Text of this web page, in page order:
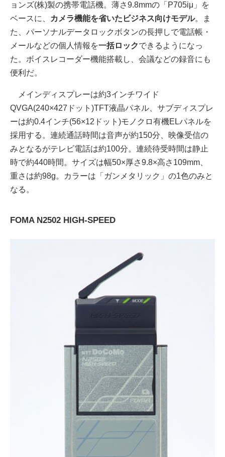
ョンズ(株)製の携帯電話機。薄さ9.8mmの「P705iμ」を
ベースに、
カメラ機能を省いたビジネス向けモデル。ま
た、パーソナルデータロックボタンの長押しで電話帳・
メールなどの個人情報を一括ロックできるようになっ
た。ボイスレコーダー機能搭載し、会議などの録音にも
便利だ。
メインディスプレーは約3インチワイド
QVGA(240×427ドット)TFT液晶パネル、サブディスプレ
ーは約0.4インチ(56×12ドット)モノクロ有機ELパネルを
採用する。連続通話時間は音声が約150分、映像受信の
みとなるがテレビ電話は約100分。連続待受時間は静止
時で約440時間。サイズは幅50×厚さ9.8×高さ109mm、
重さは約98g。カラーは「ガンメタリック」の1色のみと
なる。
FOMA N2502 HIGH-SPEED